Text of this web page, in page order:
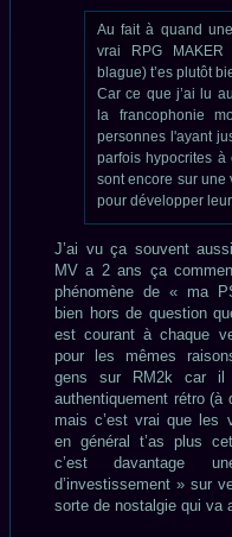
Au fait à quand
vrai RPG
blague) t’es plutôt
Car ce que j’ai lu
la francophonie
personnes l'ayant
parfois hypocrites à
sont encore sur une
pour développer
J’ai vu ça souvent
MV a 2 ans ça
phénomène de « ma
bien hors de question
est courant à chaque
pour les mêmes
gens sur RM2k car il
authentiquement rétro (à
mais c’est vrai que les
en général t’as plus
c’est davantage
d’investissement » sur
sorte de nostalgie qui va